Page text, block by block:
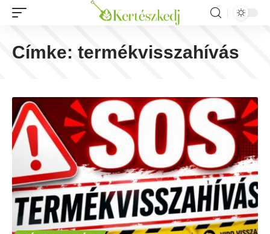
Címke: termékvisszahívás